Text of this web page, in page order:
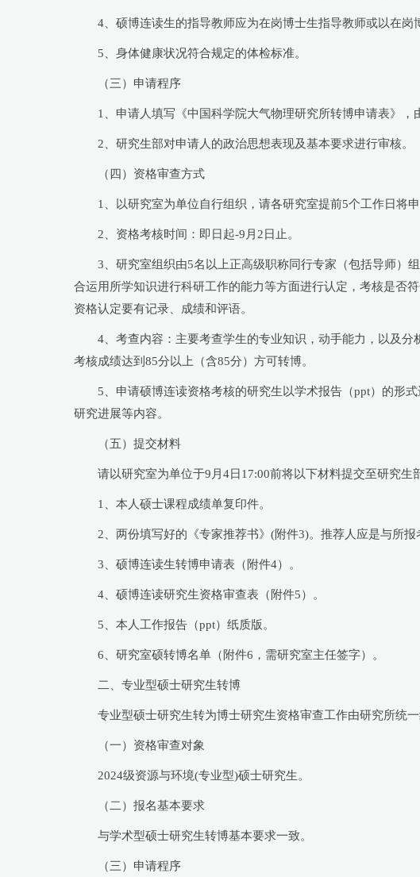
4、硕博连读生的指导教师应为在岗博士生指导教师或以在岗
5、身体健康状况符合规定的体检标准。
（三）申请程序
1、申请人填写《中国科学院大气物理研究所转博申请表》，
2、研究生部对申请人的政治思想表现及基本要求进行审核。
（四）资格审查方式
1、以研究室为单位自行组织，请各研究室提前5个工作日将
2、资格考核时间：即日起-9月2日止。
3、研究室组织由5名以上正高级职称同行专家（包括导师）
合运用所学知识进行科研工作的能力等方面进行认定，考核是否
资格认定要有记录、成绩和评语。
4、考查内容：主要考查学生的专业知识，动手能力，以及
考核成绩达到85分以上（含85分）方可转博。
5、申请硕博连读资格考核的研究生以学术报告（ppt）的形
研究进展等内容。
（五）提交材料
请以研究室为单位于9月4日17:00前将以下材料提交至研究生
1、本人硕士课程成绩单复印件。
2、两份填写好的《专家推荐书》(附件3)。推荐人应是与所
3、硕博连读生转博申请表（附件4）。
4、硕博连读研究生资格审查表（附件5）。
5、本人工作报告（ppt）纸质版。
6、研究室硕转博名单（附件6，需研究室主任签字）。
二、专业型硕士研究生转博
专业型硕士研究生转为博士研究生资格审查工作由研究所统一
（一）资格审查对象
2024级资源与环境(专业型)硕士研究生。
（二）报名基本要求
与学术型硕士研究生转博基本要求一致。
（三）申请程序